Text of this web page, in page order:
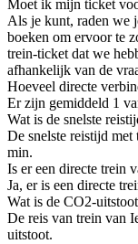
Moet ik mijn ticket
Als je kunt, raden we
boeken om ervoor te
trein-ticket dat we
afhankelijk van de
Hoeveel directe
Er zijn gemiddeld 1
Wat is de snelste
De snelste reistijd
min.
Is er een directe trein
Ja, er is een directe
Wat is de CO2-
De reis van trein van
uitstoot.